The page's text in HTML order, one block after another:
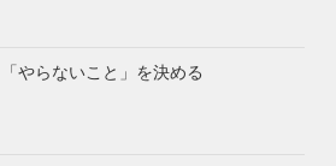
「やらないこと」を決める